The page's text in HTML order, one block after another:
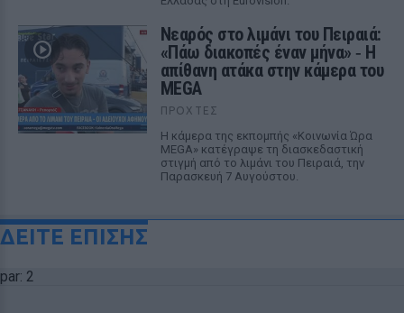
Νεαρός στο λιμάνι του Πειραιά:
«Πάω διακοπές έναν μήνα» ‑ Η
απίθανη ατάκα στην κάμερα του
MEGA
ΠΡΟΧΤΈΣ
Η κάμερα της εκπομπής «Κοινωνία Ώρα
MEGA» κατέγραψε τη διασκεδαστική
στιγμή από το λιμάνι του Πειραιά, την
Παρασκευή 7 Αυγούστου.
ΔΕΙΤΕ ΕΠΙΣΗΣ
par: 2